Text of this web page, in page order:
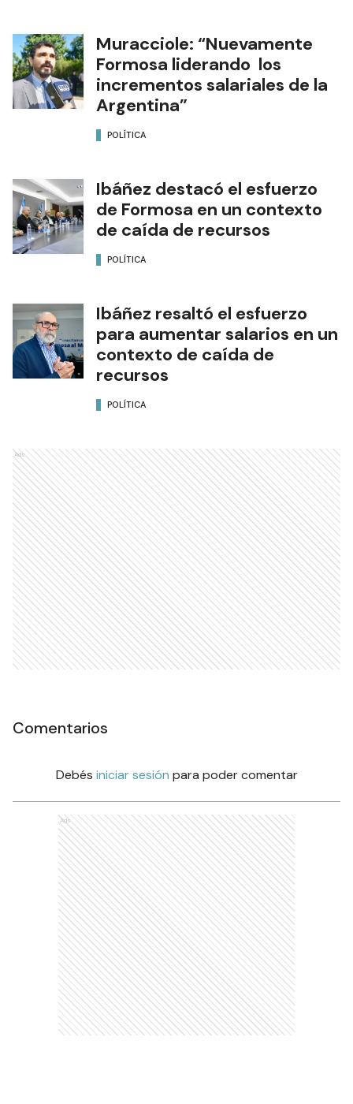
Muracciole: “Nuevamente
Formosa liderando los
incrementos salariales de la
Argentina”
POLÍTICA
Ibáñez destacó el esfuerzo
de Formosa en un contexto
de caída de recursos
POLÍTICA
Ibáñez resaltó el esfuerzo
para aumentar salarios en un
contexto de caída de
recursos
POLÍTICA
Ads
Comentarios
Debés iniciar sesión para poder comentar
Ads